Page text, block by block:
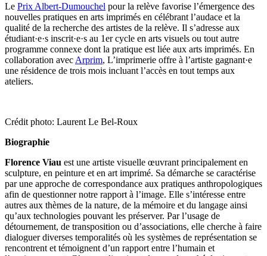
Le Prix Albert-Dumouchel pour la relève favorise l’émergence des
nouvelles pratiques en arts imprimés en célébrant l’audace et la
qualité de la recherche des artistes de la relève. Il s’adresse aux
étudiant·e·s inscrit·e·s au 1er cycle en arts visuels ou tout autre
programme connexe dont la pratique est liée aux arts imprimés. En
collaboration avec Arprim, L’imprimerie offre à l’artiste gagnant·e
une résidence de trois mois incluant l’accès en tout temps aux
ateliers.
Crédit photo: Laurent Le Bel-Roux
Biographie
Florence Viau est une artiste visuelle œuvrant principalement en
sculpture, en peinture et en art imprimé. Sa démarche se caractérise
par une approche de correspondance aux pratiques anthropologiques
afin de questionner notre rapport à l’image. Elle s’intéresse entre
autres aux thèmes de la nature, de la mémoire et du langage ainsi
qu’aux technologies pouvant les préserver. Par l’usage de
détournement, de transposition ou d’associations, elle cherche à faire
dialoguer diverses temporalités où les systèmes de représentation se
rencontrent et témoignent d’un rapport entre l’humain et